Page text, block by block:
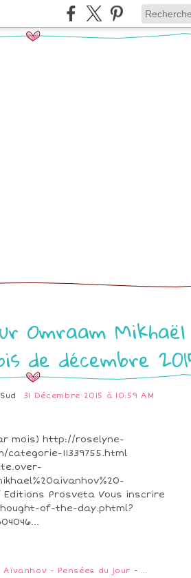
Omraam Mikhaël
de décembre
31 Décembre 2015 à 10:59 AM
mois) http://roselyne-
11339755.html
Editions Prosveta Vous inscrire
of-the-day.phtml?
Aïvanhov - Pensées du jour - …